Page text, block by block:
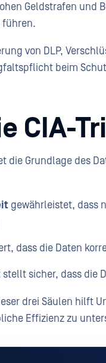
Geldstrafen und
führen.
von DLP,
beim
CIA-
die Grundlage des
gewährleistet, dass
dass die Daten
stellt sicher, dass die
drei Säulen hilft
Effizienz zu